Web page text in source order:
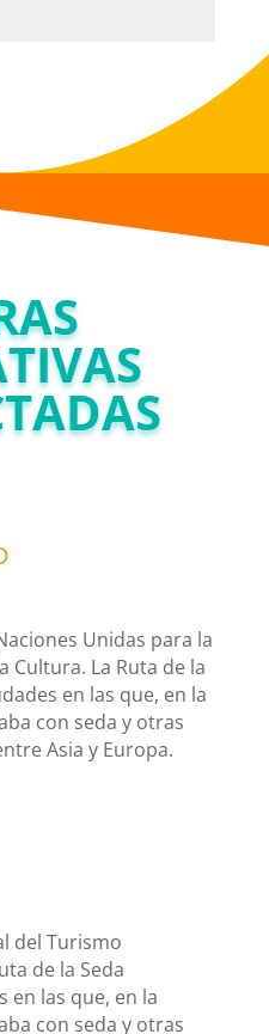
Unidas para la
Cultura. La Ruta de la
en las que, en la
con seda y otras
Asia y Europa.
del Turismo
de la Seda
en las que, en la
con seda y otras